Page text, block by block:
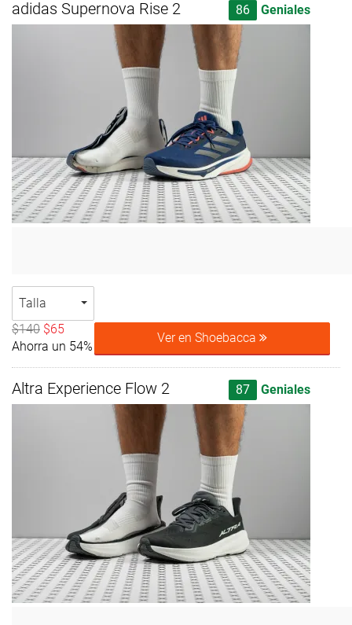
adidas Supernova Rise 2 86 Geniales
Talla
$140 $65
Ahorra un 54%
Ver en Shoebacca
Altra Experience Flow 2 87 Geniales